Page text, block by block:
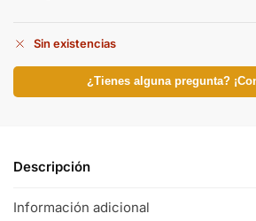
Sin existencias
¿Tienes alguna pregunta?
Descripción
Información adicional